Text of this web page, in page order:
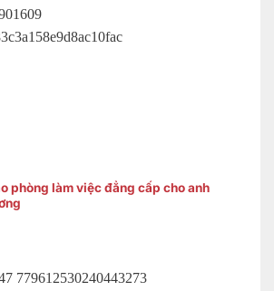
phòng làm việc đẳng cấp cho anh